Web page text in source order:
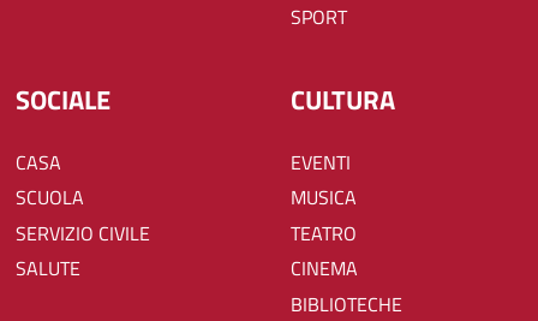
SPORT
SOCIALE
CASA
SCUOLA
SERVIZIO CIVILE
SALUTE
CULTURA
EVENTI
MUSICA
TEATRO
CINEMA
BIBLIOTECHE